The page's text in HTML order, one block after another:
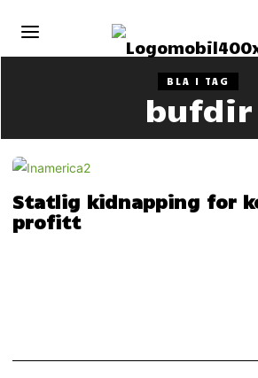
BLA I TAG
bufdir
Statlig kidnapping for
profitt